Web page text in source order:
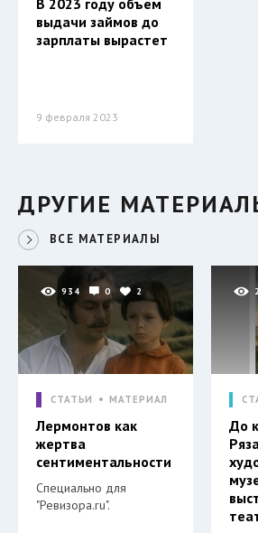
В 2023 году объем
выдачи займов до
зарплаты вырастет
9 февраля 2023
ДРУГИЕ
ВСЕ МАТЕРИАЛЫ
934 0 2
СТАТЬИ МАТЕРИАЛ
Лермонтов как
жертва
сентиментальности
Специально для
"Ревизора.ru".
До